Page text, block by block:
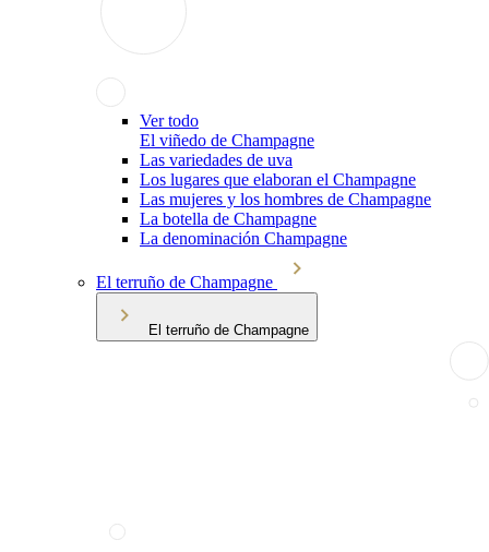
Ver todo
El viñedo de Champagne
Las variedades de uva
Los lugares que elaboran el Champagne
Las mujeres y los hombres de Champagne
La botella de Champagne
La denominación Champagne
El terruño de Champagne
El terruño de Champagne